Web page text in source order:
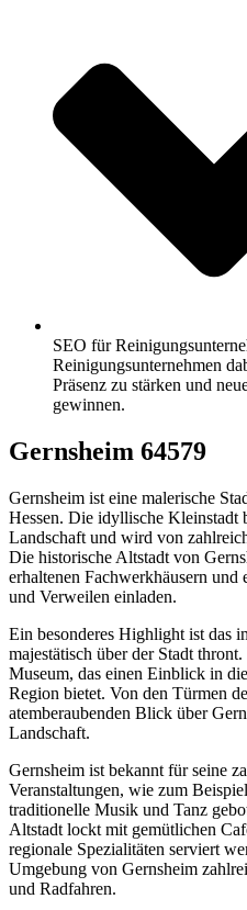
SEO für
Reinigungsunternehmen
Präsenz zu stärken und
gewinnen.
Gernsheim 64579
Gernsheim ist eine malerische
Hessen. Die idyllische Kleinstadt
Landschaft und wird von
Die historische Altstadt von
erhaltenen Fachwerkhäusern und
und Verweilen einladen.
Ein besonderes Highlight ist das
majestätisch über der Stadt
Museum, das einen Einblick in
Region bietet. Von den Türmen
atemberaubenden Blick über
Landschaft.
Gernsheim ist bekannt für seine
Veranstaltungen, wie zum
traditionelle Musik und Tanz
Altstadt lockt mit gemütlichen
regionale Spezialitäten serviert
Umgebung von Gernsheim
und Radfahren.